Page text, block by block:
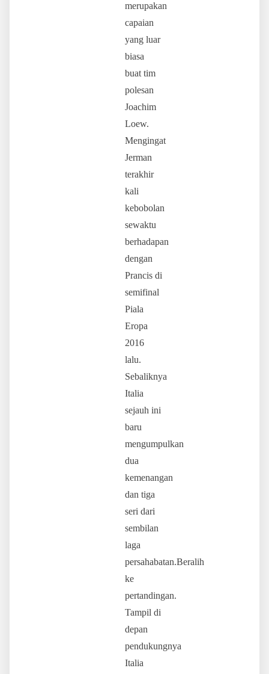
merupakan
capaian
yang luar
biasa
buat tim
polesan
Joachim
Loew.
Mengingat
Jerman
terakhir
kali
kebobolan
sewaktu
berhadapan
dengan
Prancis di
semifinal
Piala
Eropa
2016
lalu.
Sebaliknya
Italia
sejauh ini
baru
mengumpulkan
dua
kemenangan
dan tiga
seri dari
sembilan
laga
persahabatan.Beralih
ke
pertandingan.
Tampil di
depan
pendukungnya
Italia